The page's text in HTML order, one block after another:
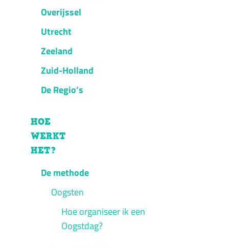
Overijssel
Utrecht
Zeeland
Zuid-Holland
De Regio’s
HOE
WERKT
HET?
De methode
Oogsten
Hoe organiseer ik een
Oogstdag?